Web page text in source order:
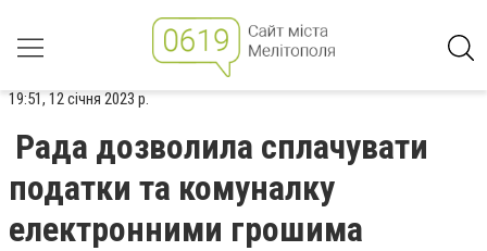
19:51, 12 січня 2023 р.
Рада дозволила сплачувати
податки та комуналку
електронними грошима